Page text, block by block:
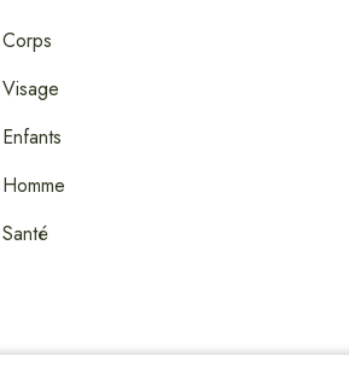
Corps
Visage
Enfants
Homme
Santé